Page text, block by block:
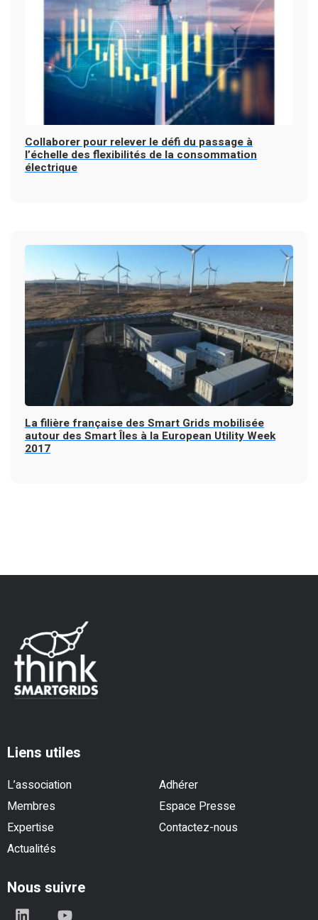
Collaborer pour relever le défi du passage à
l’échelle des flexibilités de la consommation
électrique
La filière française des Smart Grids mobilisée
autour des Smart Îles à la European Utility Week
2017
Liens utiles
L’association
Adhérer
Membres
Espace Presse
Expertise
Contactez-nous
Actualités
Nous suivre